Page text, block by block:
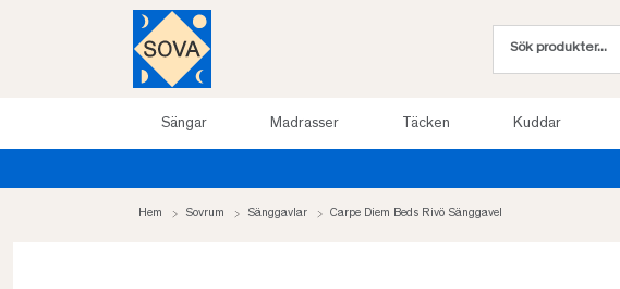
Sängar Madrasser Täcken Kuddar
Hem Sovrum Sänggavlar Carpe Diem Beds Rivö Sänggavel